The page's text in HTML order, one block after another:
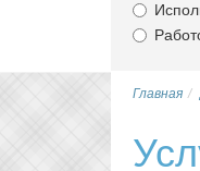
Главная